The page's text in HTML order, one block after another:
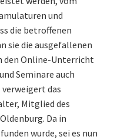
und
die betroffenen
sie die ausgefallenen
den Online-Unterricht
Seminare auch
das
Mitglied des
Da in
wurde, sei es nun